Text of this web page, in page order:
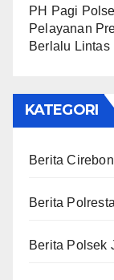
PH Pagi
Pelayanan
Berlalu Lintas
KATEGORI
Berita Cirebon
Berita Polresta
Berita Polsek